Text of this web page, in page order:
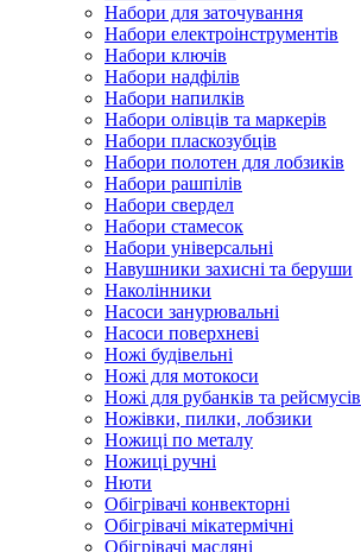
Набори для заточування
Набори електроінструментів
Набори ключів
Набори надфілів
Набори напилків
Набори олівців та маркерів
Набори пласкозубців
Набори полотен для лобзиків
Набори рашпілів
Набори свердел
Набори стамесок
Набори універсальні
Навушники захисні та беруши
Наколінники
Насоси занурювальні
Насоси поверхневі
Ножі будівельні
Ножі для мотокоси
Ножі для рубанків та рейсмусів
Ножівки, пилки, лобзики
Ножиці по металу
Ножиці ручні
Нюти
Обігрівачі конвекторні
Обігрівачі мікатермічні
Обігрівачі масляні